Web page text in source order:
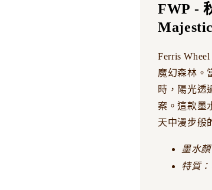
FWP -
Ferris
魔幻森林。
時，陽光透
案。這款墨
天中漫步般
墨水
特質：